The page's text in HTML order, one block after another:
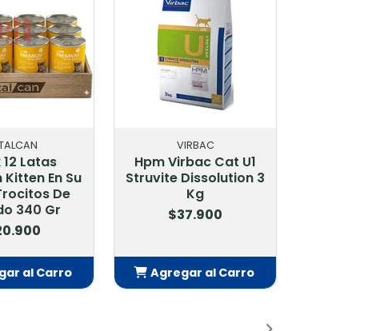
12 Latas
En Su
De
340 Gr
al Carro
VIRBAC
Hpm Virbac Cat U1
Struvite Dissolution 3
Kg
$37.900
Agregar al Carro